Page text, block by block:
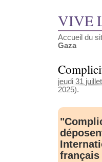
VIVE
Accueil du
Gaza
jeudi 31
2025).
français